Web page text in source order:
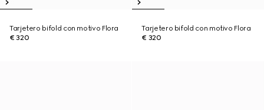
Tarjetero bifold con motivo Flora
€ 320
Tarjetero bifold con motivo Flora
€ 320